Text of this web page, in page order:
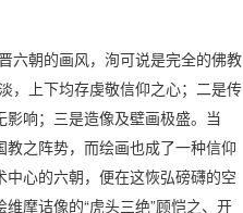
六朝的画风，洵可说是完全的佛教
，上下均存虔敬信仰之心；二是传
响；三是造像及壁画极盛。当
之阵势，而绘画也成了一种信仰
心的六朝，便在这恢弘磅礴的空
摩诘像的“虎头三绝”顾恺之、开